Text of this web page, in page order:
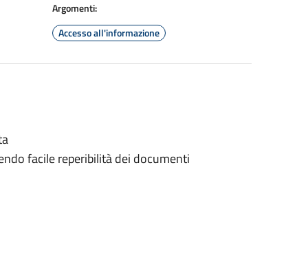
Argomenti:
Accesso all'informazione
facile reperibilità dei documenti